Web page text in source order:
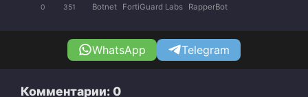
0 351 Botnet FortiGuard Labs RapperBot
WhatsApp Telegram
Комментарии: 0